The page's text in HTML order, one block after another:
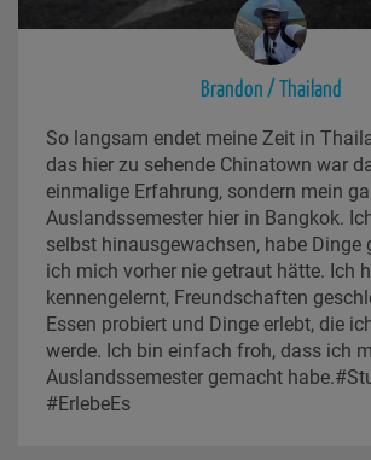
Brandon / Thailand
So langsam endet meine Zeit in
das hier zu sehende Chinatown war
einmalige Erfahrung, sondern mein
Auslandssemester hier in Bangkok.
selbst hinausgewachsen, habe Dinge
ich mich vorher nie getraut hätte. Ich
kennengelernt, Freundschaften
Essen probiert und Dinge erlebt, die
werde. Ich bin einfach froh, dass ich
Auslandssemester gemacht
#ErlebeEs